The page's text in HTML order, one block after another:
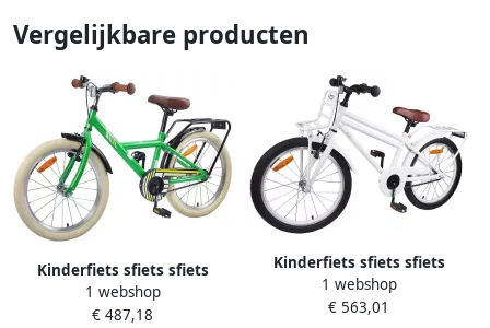
Vergelijkbare producten
Kinderfiets sfiets sfiets
Dagelijks gebruik Individueel
instelbaar 24 inch Groen
1 webshop
€ 487,18
Kinderfiets sfiets sfiets
Dagelijks Gebruik Robuust
Stalen Frame 20 inch Wit
1 webshop
€ 563,01